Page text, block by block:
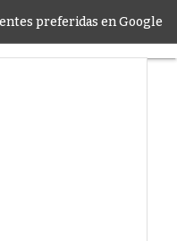
preferidas en Google